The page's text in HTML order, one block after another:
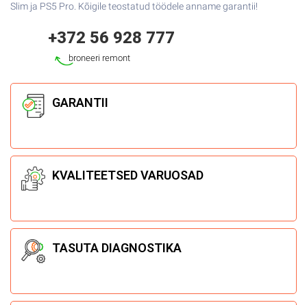
Slim ja PS5 Pro. Kõigile teostatud töödele anname garantii!
+372 56 928 777
broneeri remont
GARANTII
KVALITEETSEDVARUOSAD
TASUTA DIAGNOSTIKA